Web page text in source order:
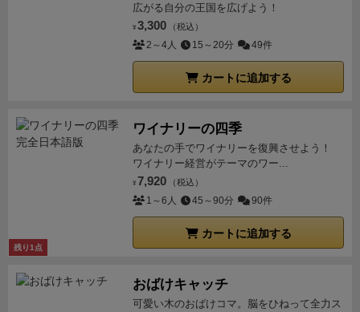
広がる自分の王国を広げよう！
¥ 3,300 （税込）
2～4人 15～20分 49件
カートに追加する
残り1点
ワイナリーの四季
あなたの手でワイナリーを復興させよう！
ワイナリー経営がテーマのワー...
¥ 7,920 （税込）
1～6人 45～90分 90件
カートに追加する
おばけキャッチ
可愛い木のおばけコマ。脳をひねって全力ス